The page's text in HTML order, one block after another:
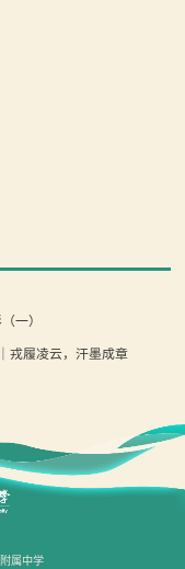
一）
戎履凌云，汗墨成章
属中学